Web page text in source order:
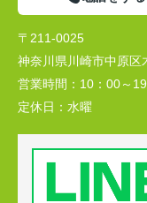
〒211-0025
神奈川県川崎市中原
営業時間： 10：00～
定休日： 水曜